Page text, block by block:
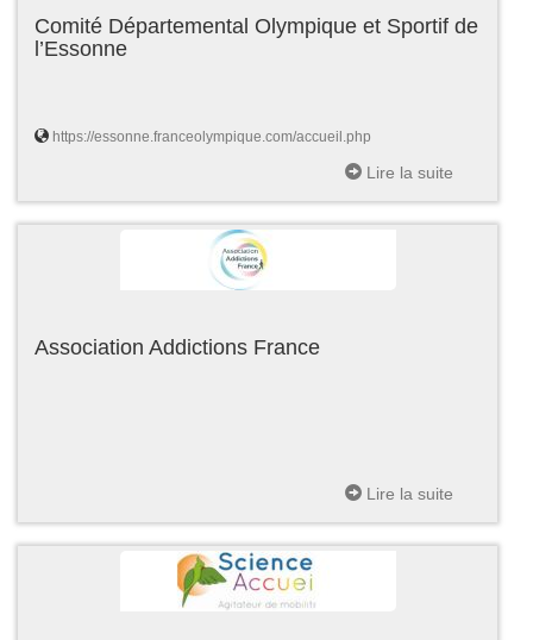
Comité Départemental Olympique et Sportif de
l’Essonne
https://essonne.franceolympique.com/accueil.php
Lire la suite
Association Addictions France
Lire la suite